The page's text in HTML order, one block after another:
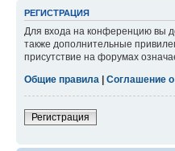
РЕГИСТРАЦИЯ
Для входа на конференцию вы
также дополнительные
присутствие на форумах
Общие правила
Соглашение
Регистрация